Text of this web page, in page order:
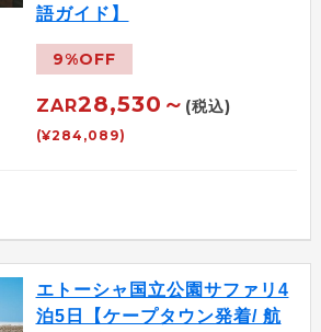
語ガイド】
9%OFF
ZAR28,530～ (税込)
(¥284,089)
エトーシャ国立公園サファリ4
泊5日【ケープタウン発着/ 航